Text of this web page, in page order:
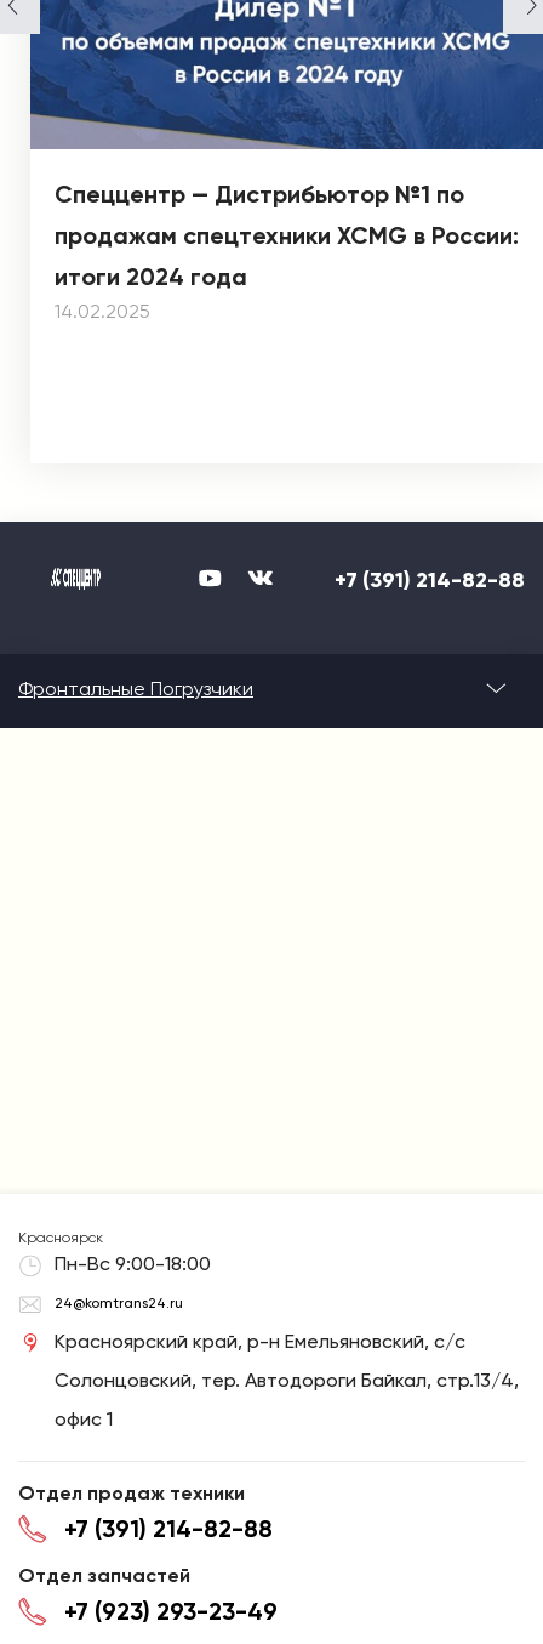
Спеццентр — Дистрибьютор №1 по
продажам спецтехники XCMG в России:
итоги 2024 года
14.02.2025
+7 (391) 214-82-88
Фронтальные Погрузчики
Красноярск
Пн-Вс 9:00-18:00
24@komtrans24.ru
Красноярский край, р-н Емельяновский, с/с
Солонцовский, тер. Автодороги Байкал, стр.13/4,
офис 1
Отдел продаж техники
+7 (391) 214-82-88
Отдел запчастей
+7 (923) 293-23-49